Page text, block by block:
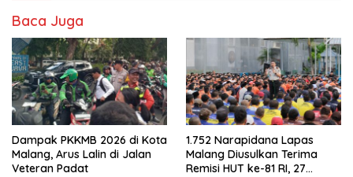
Baca Juga
Dampak PKKMB 2026 di Kota
Malang, Arus Lalin di Jalan
Veteran Padat
1.752 Narapidana Lapas
Malang Diusulkan Terima
Remisi HUT ke-81 RI, 27